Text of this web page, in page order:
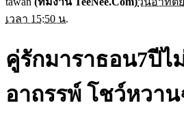
เวลา 15:50 น.
คู่รักมาราธอน7ปีไ
อาถรรพ์ โชว์หวา